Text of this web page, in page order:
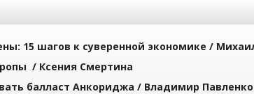
15 шагов к суверенной экономике /
/ Ксения Смертина
балласт Анкориджа / Владимир Павленко